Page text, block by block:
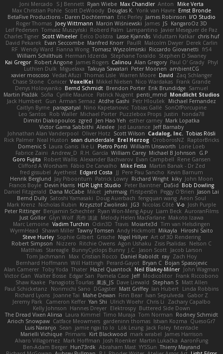
Joni Mercado S J Bennett Ryan Wiebe Max Chandler Anton
Mike Verta
Max Christian Pohle Scott DeWoody Douglas K. Yorik van Havre Ernst Bronde
BetaFive Productions - Daren Dochterman Eric Perley James Robinson I/O Studio
Roger Thomas Joey Wittmann Marcin Wiśniewski James JS KangaroOz 3D
Leif Pedersen Tomasz Muszyński Roberd Palm Lampantino Javier Meseguer de Paz
Charles Tigner Scott Wheeler Eelco Dolstra Lasse Kjønnås Viduttam Katkar chris huf
David Pekarek Evan Seccombe Manfred Knorr PaulR Malcolm Dwyer Derek Carlin
RF Wendy Ward Fianna Wong Tomasz Wyszolmirski Riccardo Giovanetti fr54
William Schilthuis Herman Idzerda Stephane Toraldo Stephen D Swaney
Kai Gregor Robert Angone James Rogers Calinou Alan Gregory Paul O' Grady Phyl
Luthien Dulk Miguelaxa Takuya Sawatari Peter Moonen ambientCG
xavier moscoso Vedat Afuzi Thomas Lisle Warren Moore David Zaq Schlanger
Chase Stone Conicer VoxelKei Mikkel Nielsen Nico Wardakas Frank Grande
Denys Holovyanko Bernd Schmidt Brendon Porter Erik Brundidge Samuel
Martin Pražák Sofia Cyrille Maurice Patrick Nugent penti_mmd Mondlicht Studios
Jack Humbert Gun Arman Sernaz Atdhe Gashi Petr Hloušek
Michael Fernandez
Caitlyn Byrne paragsatyal Nino Kapetanovic Tobias Gallé SonOfPorcupine
Leo Santos Rob Waller Michael Porter Puzzlebox Props Justin
honda78
Dimitri Diakopoulos zgred Jen Hao Yeh esther carney Mark Lopatka
Victor Gama Sabbithi Alexlee Jed Laurance Jeff Barnaby
Johnathan Alan Vanderpool Oliver Hotz Scott Wilson Cadalog, Inc. Tobias Rösli
Rick Palmer Neal Huston sean dunderdale Erel Herzog OroborosNZ RaptorBricks
Domenic S Laura Ganis Ike Li Pietro Ponti William Unsworth Lorie Loeb
Fabrice Zaini Andrew_D R.H. García William Carey Michael B Johnson
G.P
Goro Fujita Robert Wallis Alexander Bachvarov Evan Campbell Rene Gansen
Clifford A Worsham Fábio De Carvalho Mike Festa Martin Banak - Dr Zed
fred gissubel Ayetheist Edgard Costa JJ Pere Pau Sancho Kevin Barnum
Henrik Berglund Jay Piboontum Patrick Lowry Richard Wright kiky John Moon
Francis Boyle Devin Harris HDR Light Studio Peter Baintner Da5id Bob Dowling
Daniel Fitzgerald Dana McCabe Miket jehrmaig f1rstpers0n Peggy O'Brien Jason Lai
Bernd Dully Satoshi Yamasaki Doug Auerbach fengquan wang Aeon Soul
Mark Krenz Nicholas Rubin Krzysztof Zwolinski JG3 Nicolas Côté V-o Josh Purple
Peter Rittinger Benjamin Schechter Ryan Won-Meng Apuy Liam Beck AuroranFilms
Just Gollor Glyn Wolf 亮作 淡波 Melody Helen MacFarlane Makoto Izawa
Marc Lemoine Vadim Turchin Odin3D Travis Moiarte3d Tim van Helsdingen
WyrmHead
Shawn Miller Tawny Tomsen Andy Hickmott Mikayla
Hiroshi Saito
Steve Hurley Sophie Gilbert Grische Nigel Hillyer Art of 3D Rendering
Robert Simpson
Nizzero Ritchie Owens Agon Ushaku Zisis Psalidas Nelson C
Matthias Stareagle BunnyCyclops Bunny J.C. Jason Scott Jacob Larson
Tom Jachmann
Max Cristian Rocco Daniel Raboldt ray Zach Hoy
Bernhard Hoffmann Will Hattingh Perard-Gayot Bryan C Bojan Spasojevic
Alan Camerer Toby Yoda Thater Hazel Quantock Neil Blakey-Milner John Wagman
Victor Gan Walter Bosse Edgar San Pamela Case Jeff Modicolitor Frank Riccobono
Shaw Kaake Panagiotis Tourlas 果冻_JS Dave Liewald Stephan S Matt Allen
Paul Schicketanz
Norimichi Sano DGagster Matt Griffey Ian Hubert Linda Robbins
Richard Lyons Joanne Tai Mahe Dewan Finn Bear Ivan Sepulveda
Gabor Z
Jeremy Park
Cameron Keffer Yan Shi Ulrich Woehr Chris Li
Zachary Capalbo
Kelly Johnson Hannes Dreyer Elektrospy Buttered Side Down
The Dread Vixen Alinsa Laura Kimmel Timo Muraja Tom Norman Rodney Schmidt
Arioch Snowpaw Catface Meowmers gardeninn thomas Istvan Kozma QuesoGr7
Luis Naranjo Sean jamie ngai to lo Lök Leung Jack Foley fxtentacle
Marielli Vichique Primaris Kirt Blackwood mark wrabel James Harrison
Alvaro Villagomez Mark Hoffman Josh Roenker Martin Lukačka AaronFung
Ben-Adam Berger Hun73rdk Abraham Mast YYSSun Thierry Mayrand